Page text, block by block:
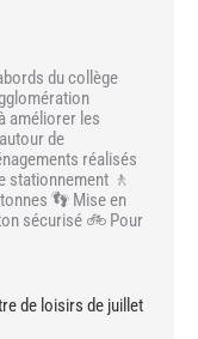
du collège
améliorer les
de
réalisés
stationnement 🚶
👣 Mise en
sécurisé 🚲 Pour
de loisirs de juillet